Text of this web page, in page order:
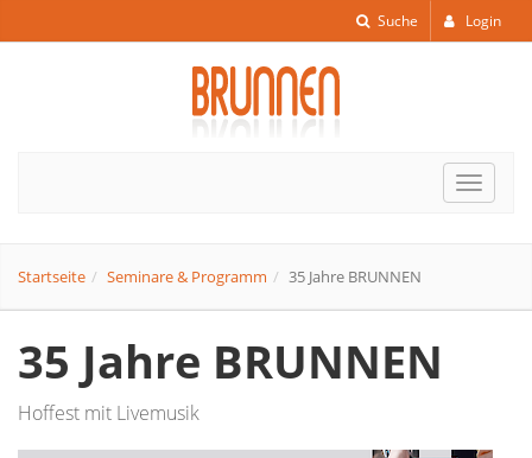
Suche Login
Toggle
Startseite Seminare & Programm 35 Jahre BRUNNEN
35 Jahre BRUNNEN
Hoffest mit Livemusik